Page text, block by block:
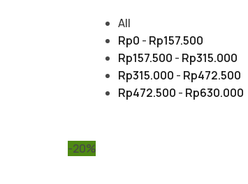
All
Rp0 - Rp157.500
Rp157.500 - Rp315.000
Rp315.000 - Rp472.500
Rp472.500 - Rp630.000
-20%